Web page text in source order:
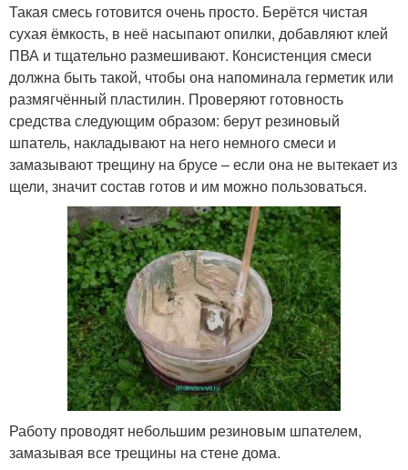
Такая смесь готовится очень просто. Берётся чистая
сухая ёмкость, в неё насыпают опилки, добавляют клей
ПВА и тщательно размешивают. Консистенция смеси
должна быть такой, чтобы она напоминала герметик или
размягчённый пластилин. Проверяют готовность
средства следующим образом: берут резиновый
шпатель, накладывают на него немного смеси и
замазывают трещину на брусе – если она не вытекает из
щели, значит состав готов и им можно пользоваться.
Работу проводят небольшим резиновым шпателем,
замазывая все трещины на стене дома.